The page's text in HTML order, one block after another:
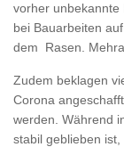
vorher unbekannte
bei Bauarbeiten
dem Rasen.
Zudem beklagen
Corona
werden. Während
stabil geblieben